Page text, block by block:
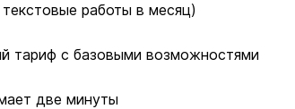
работы в месяц)
тариф с базовыми возможностями
две минуты